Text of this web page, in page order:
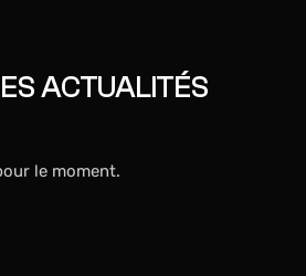
ACTUALITÉS
le moment.